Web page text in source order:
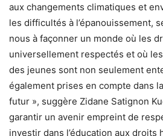
aux changements climatiques et
les difficultés à l’épanouissement,
nous à façonner un monde où les
universellement respectés et où
des jeunes sont non seulement
également prises en compte dans
futur », suggère Zidane Satignon
garantir un avenir empreint de
investir dans l’éducation aux droits